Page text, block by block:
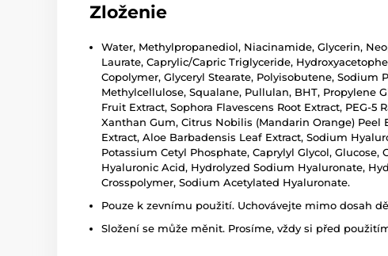
Zloženie
Water, Methylpropanediol, Niacinamide, Glycerin,
Laurate, Caprylic/Capric Triglyceride,
Copolymer, Glyceryl Stearate, Polyisobutene,
Methylcellulose, Squalane, Pullulan, BHT, Propylene
Fruit Extract, Sophora Flavescens Root Extract, PEG-
Xanthan Gum, Citrus Nobilis (Mandarin Orange) Peel
Extract, Aloe Barbadensis Leaf Extract, Sodium
Potassium Cetyl Phosphate, Caprylyl Glycol,
Hyaluronic Acid, Hydrolyzed Sodium Hyaluronate,
Crosspolymer, Sodium Acetylated Hyaluronate.
Pouze k zevnímu použití. Uchovávejte mimo dosah
Složení se může měnit. Prosíme, vždy si před